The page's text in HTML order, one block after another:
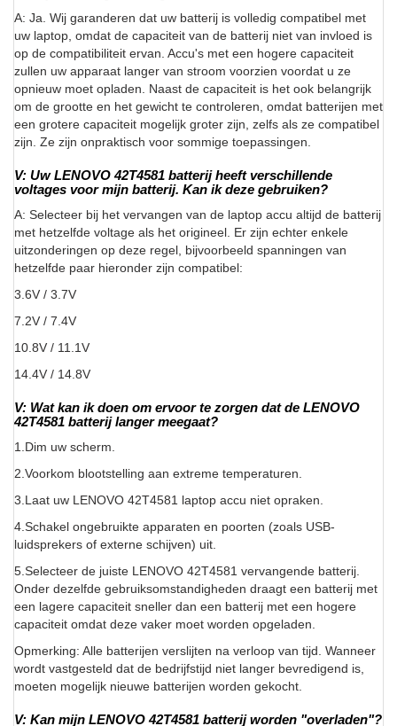
A: Ja. Wij garanderen dat uw batterij is volledig compatibel met
uw laptop, omdat de capaciteit van de batterij niet van invloed is
op de compatibiliteit ervan. Accu's met een hogere capaciteit
zullen uw apparaat langer van stroom voorzien voordat u ze
opnieuw moet opladen. Naast de capaciteit is het ook belangrijk
om de grootte en het gewicht te controleren, omdat batterijen met
een grotere capaciteit mogelijk groter zijn, zelfs als ze compatibel
zijn. Ze zijn onpraktisch voor sommige toepassingen.
V: Uw LENOVO 42T4581 batterij heeft verschillende
voltages voor mijn batterij. Kan ik deze gebruiken?
A: Selecteer bij het vervangen van de laptop accu altijd de batterij
met hetzelfde voltage als het origineel. Er zijn echter enkele
uitzonderingen op deze regel, bijvoorbeeld spanningen van
hetzelfde paar hieronder zijn compatibel:
3.6V / 3.7V
7.2V / 7.4V
10.8V / 11.1V
14.4V / 14.8V
V: Wat kan ik doen om ervoor te zorgen dat de LENOVO
42T4581 batterij langer meegaat?
1.Dim uw scherm.
2.Voorkom blootstelling aan extreme temperaturen.
3.Laat uw LENOVO 42T4581 laptop accu niet opraken.
4.Schakel ongebruikte apparaten en poorten (zoals USB-
luidsprekers of externe schijven) uit.
5.Selecteer de juiste LENOVO 42T4581 vervangende batterij.
Onder dezelfde gebruiksomstandigheden draagt een batterij met
een lagere capaciteit sneller dan een batterij met een hogere
capaciteit omdat deze vaker moet worden opgeladen.
Opmerking: Alle batterijen verslijten na verloop van tijd. Wanneer
wordt vastgesteld dat de bedrijfstijd niet langer bevredigend is,
moeten mogelijk nieuwe batterijen worden gekocht.
V: Kan mijn LENOVO 42T4581 batterij worden "overladen"?